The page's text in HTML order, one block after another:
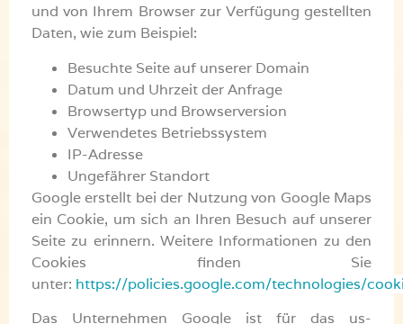
und von Ihrem Browser zur Verfügung gestellten
Daten, wie zum Beispiel:
Besuchte Seite auf unserer Domain
Datum und Uhrzeit der Anfrage
Browsertyp und Browserversion
Verwendetes Betriebssystem
IP-Adresse
Ungefährer Standort
Google erstellt bei der Nutzung von Google Maps
ein Cookie, um sich an Ihren Besuch auf unserer
Seite zu erinnern. Weitere Informationen zu den
Cookies finden Sie
unter: https://policies.google.com/technologies/
Das Unternehmen Google ist für das us-